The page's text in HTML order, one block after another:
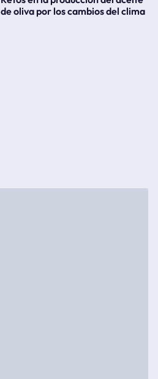
de oliva por los cambios del clima